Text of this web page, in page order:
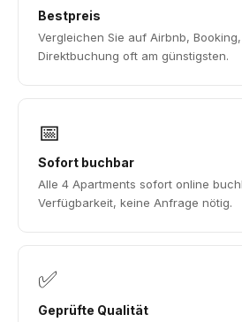
Bestpreis
Vergleichen Sie auf Airbnb, Booking,
Direktbuchung oft am günstigsten.
📅
Sofort buchbar
Alle 4 Apartments sofort online
Verfügbarkeit, keine Anfrage nötig.
✅
Geprüfte Qualität